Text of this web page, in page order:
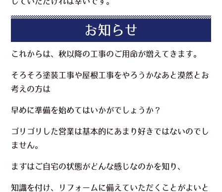
お知らせ
これからは、秋以降の工事のご用命が増えてきます。
そろそろ塗装工事や屋根工事をやろうかなあと漠然とお
考えの方は
早めに準備を始めてはいかがでしょうか？
ゴリゴリした営業は基本的にあまり好きではないのでし
ません。
まずはご自宅の状態がどんな感じなのかを知り、
知識を付け、リフォームに備えていただくことがよいと